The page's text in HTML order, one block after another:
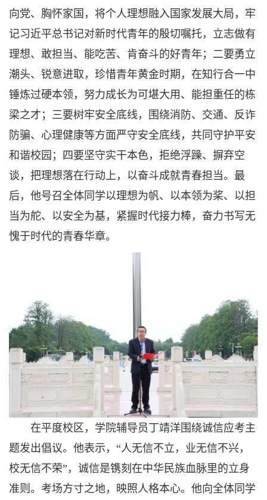
向党、胸怀家国，将个人理想融入国家发展大局，牢
记习近平总书记对新时代青年的殷切嘱托，立志做有
理想、敢担当、能吃苦、肯奋斗的好青年；二要勇立
潮头、锐意进取，珍惜青年黄金时期，在知行合一中
锤炼过硬本领，努力成长为可堪大用、能担重任的栋
梁之才；三要树牢安全底线，围绕消防、交通、反诈
防骗、心理健康等方面严守安全底线，共同守护平安
和谐校园；四要坚守实干本色，拒绝浮躁、摒弃空
谈，把理想落在行动上，以奋斗成就青春担当。最
后，他号召全体同学以理想为帆、以本领为桨、以担
当为舵、以安全为基，紧握时代接力棒，奋力书写无
愧于时代的青春华章。
在平度校区，学院辅导员丁靖洋围绕诚信应考主
题发出倡议。他表示，“人无信不立，业无信不兴，
校无信不荣”，诚信是镌刻在中华民族血脉里的立身
准则。考场方寸之地，映照人格本心。他向全体同学